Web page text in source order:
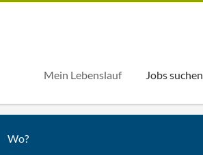
Mein Lebenslauf Jobs suchen
Wo?